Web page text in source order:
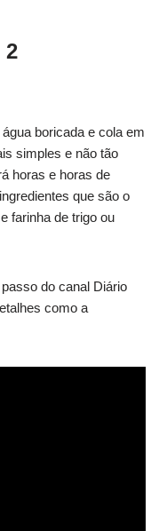
2
boricada e cola em
simples e não tão
horas e horas de
que são o
farinha de trigo ou
do canal Diário
como a